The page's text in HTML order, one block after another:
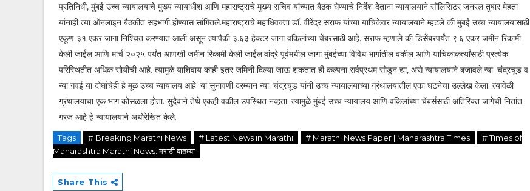
प्रतिनिधी, मुंबई उच्च न्यायालयाचे मुख्य न्यायाधीश आणि महाराष्ट्राचे मुख्य सचिव यांच्यात बैठक घेण्याचे निर्देश देताना न्यायालयाने सॉलिसिटर जनरल तुषार मेहता
यांनाही त्या ऑनलाइन बैठकीत सहभागी होण्यास सांगितले.महाराष्ट्राचे महाधिवक्ता डॉ. वीरेंद्र सराफ यांच्या याचिकेवर न्यायालयाने म्हटले की मुंबई उच्च न्यायालयासाठी
एकूण ३१ एकर जागा निश्चित करण्यात आली असून त्यापैकी ३.६३ हेक्टर जागा वकिलांच्या चेंबरसाठी आहे. सराफ म्हणाले की डिसेंबरपर्यंत ९.६ एकर जमीन रिकामी
केली जाईल आणि मार्च २०२५ पर्यंत आणखी जमीन रिकामी केली जाईल.वांद्रे पूर्वमधील जागा मुंबईच्या विविध भागांतील वकील आणि याचिकाकर्त्यांसाठी प्रत्येक
परिस्थितीत अधिक सोयीची आहे. त्यामुळे याशिवाय काही इतर जमिनी दिल्या जाऊ शकतात ही कल्पना सर्वप्रथम सोडून द्या, असे न्यायालयाने बजावले.न्या. चंद्रचूड व
न्या गवई या दोघांचेही हे मूळ उच्च न्यायालय आहे. या सुनावणी दरम्यान न्या. चंद्रचूड यांनी उच्च न्यायालयाच्या ग्रंथालयातील एका घटनेचा उल्लेख केला. त्यावेळी
ग्रंथालयाचा एक भाग कोसळला होता. सुदैवाने तेथे एकही वकील उपस्थित नव्हता. त्यामुळे मुंबई उच्च न्यायालय आणि वकिलांच्या चेंबर्ससाठी अतिरिक्त जागेची नितांत
गरज आहे हे न्यायालयाने अधोरेखित केले.
Tags # Breaking Marathi News # Latest News in Marathi # Marathi News Paper | Maharashtra Times
# Times of
Maharashtra Marathi News: मराठी बातम्या
Share This